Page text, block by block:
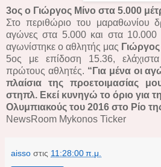
3ος ο Γιώργος Μίνο στα 5.000
Στο περιθώριο του μαραθωνίου
αγώνες στα 5.000 και στα 10.000
αγωνίστηκε ο αθλητής μας
5ος με επίδοση 15.36,
πρώτους αθλητές. “Για μένα οι
πλαίσια της προετοιμασίας
στηπλ. Εκεί κυνηγώ το όριο για
Ολυμπιακούς του 2016 στο Ρίο
NewsRoom Mykonos Ticker
aisso στις 11:28:00 π.μ.